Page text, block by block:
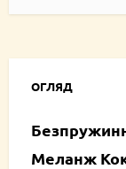
ОГЛЯД
Меланж